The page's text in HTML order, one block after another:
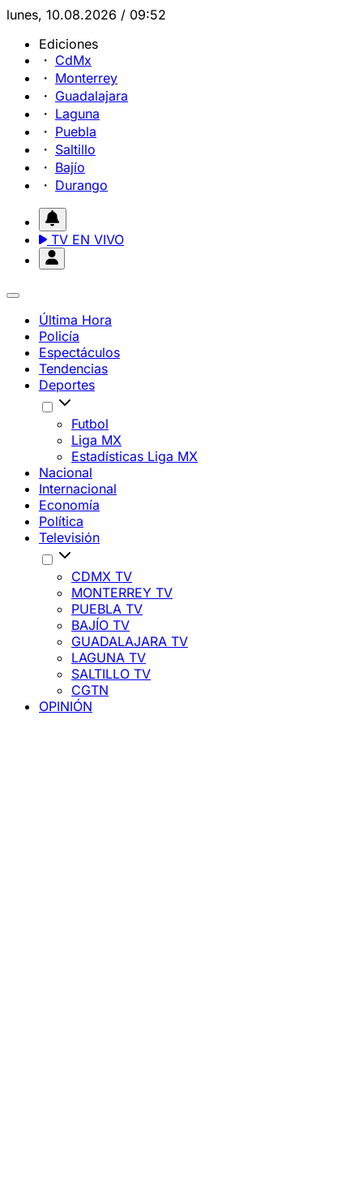
lunes, 10.08.2026 / 09:52
Ediciones
CdMx
Monterrey
Guadalajara
Laguna
Puebla
Saltillo
Bajío
Durango
TV EN VIVO
Última Hora
Policía
Espectáculos
Tendencias
Deportes
Futbol
Liga MX
Estadísticas Liga MX
Nacional
Internacional
Economía
Política
Televisión
CDMX TV
MONTERREY TV
PUEBLA TV
BAJÍO TV
GUADALAJARA TV
LAGUNA TV
SALTILLO TV
CGTN
OPINIÓN